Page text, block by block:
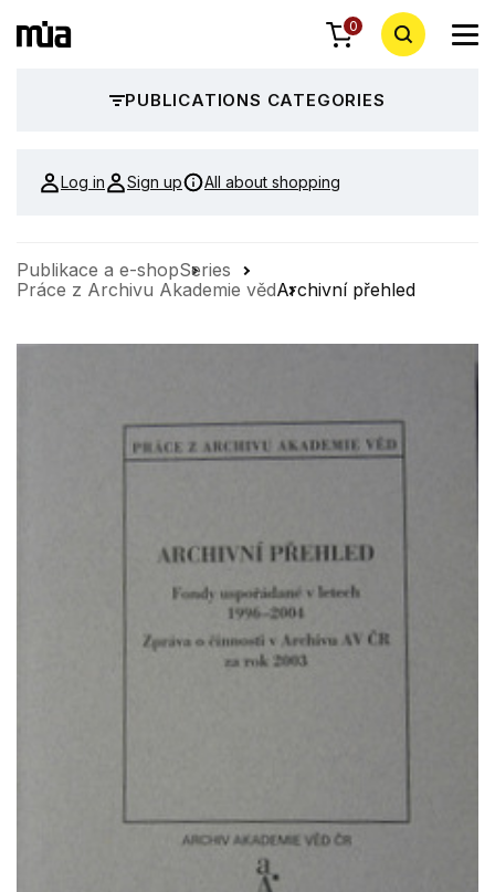
0
PUBLICATIONS CATEGORIES
Log in Sign up All about shopping
Publikace a e-shopSeries
Práce z Archivu Akademie vědArchivní přehled